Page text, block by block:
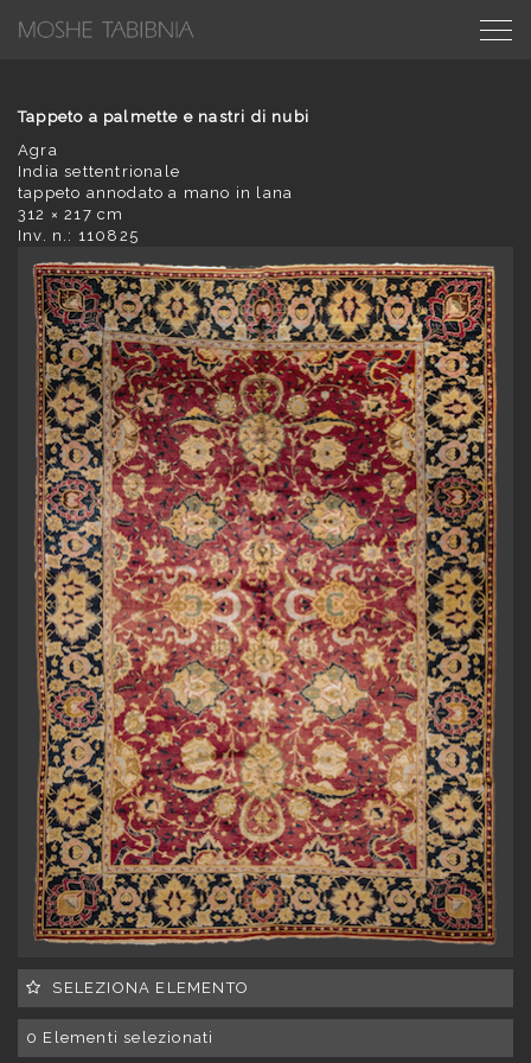
Tappeto a palmette e nastri di nubi
Agra
India settentrionale
tappeto annodato a mano in lana
312 × 217 cm
Inv. n.: 110825
SELEZIONA ELEMENTO
0 Elementi selezionati